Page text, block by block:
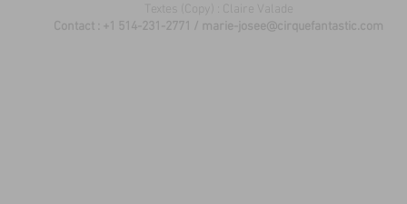
Textes (Copy) : Claire Valade
Contact : +1 514-231-2771 / marie-josee@cirquefantastic.com